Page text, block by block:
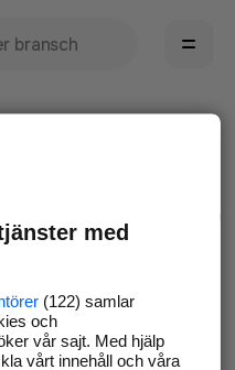
kan avhjälpa det.
och försök igen
med
(122) samlar
och
vår sajt. Med hjälp
vårt innehåll och våra